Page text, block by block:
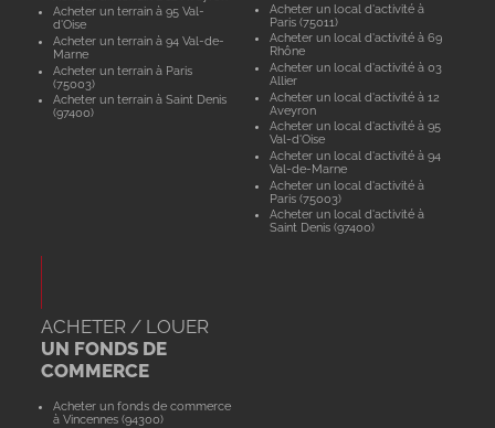
Acheter un terrain à 95 Val-
d'Oise
Acheter un terrain à 94 Val-de-
Marne
Acheter un terrain à Paris
(75003)
Acheter un terrain à Saint Denis
(97400)
Acheter un local d'activité à
Paris (75011)
Acheter un local d'activité à 69
Rhône
Acheter un local d'activité à 03
Allier
Acheter un local d'activité à 12
Aveyron
Acheter un local d'activité à 95
Val-d'Oise
Acheter un local d'activité à 94
Val-de-Marne
Acheter un local d'activité à
Paris (75003)
Acheter un local d'activité à
Saint Denis (97400)
ACHETER / LOUER
UN FONDS DE
COMMERCE
Acheter un fonds de commerce
à Vincennes (94300)